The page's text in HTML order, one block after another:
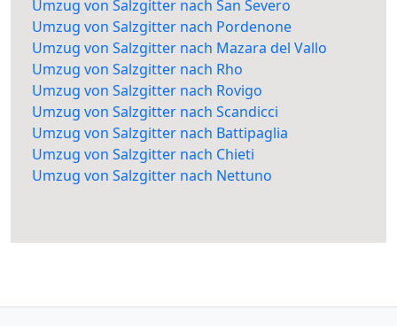
Umzug von Salzgitter nach San Severo
Umzug von Salzgitter nach Pordenone
Umzug von Salzgitter nach Mazara del Vallo
Umzug von Salzgitter nach Rho
Umzug von Salzgitter nach Rovigo
Umzug von Salzgitter nach Scandicci
Umzug von Salzgitter nach Battipaglia
Umzug von Salzgitter nach Chieti
Umzug von Salzgitter nach Nettuno